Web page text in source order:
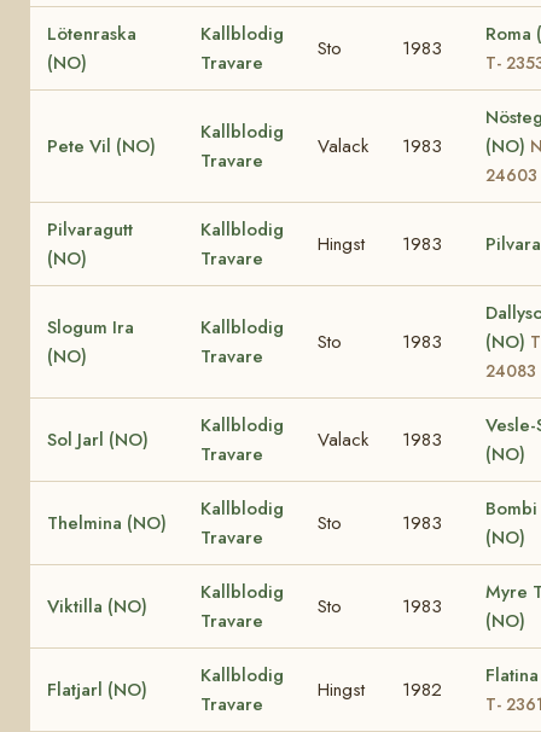
Lötenraska
(NO)
Kallblodig
Travare
Sto 1983
Roma
T-
Pete Vil (NO)
Kallblodig
Travare
Valack 1983
(NO)
24603
Pilvaragutt
(NO)
Kallblodig
Travare
Hingst 1983
Slogum Ira
(NO)
Kallblodig
Travare
Sto 1983
(NO)
24083
Sol Jarl (NO)
Kallblodig
Travare
Valack 1983
(NO)
Thelmina (NO)
Kallblodig
Travare
Sto 1983
(NO)
Viktilla (NO)
Kallblodig
Travare
Sto 1983
Myre
(NO)
Flatjarl (NO)
Kallblodig
Travare
Hingst 1982
T-